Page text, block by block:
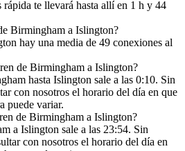
te llevará hasta allí en 1 h y 44
Birmingham a Islington?
hay una media de 49 conexiones al
de Birmingham a Islington?
hasta Islington sale a las 0:10. Sin
con nosotros el horario del día en que
puede variar.
de Birmingham a Islington?
a Islington sale a las 23:54. Sin
con nosotros el horario del día en